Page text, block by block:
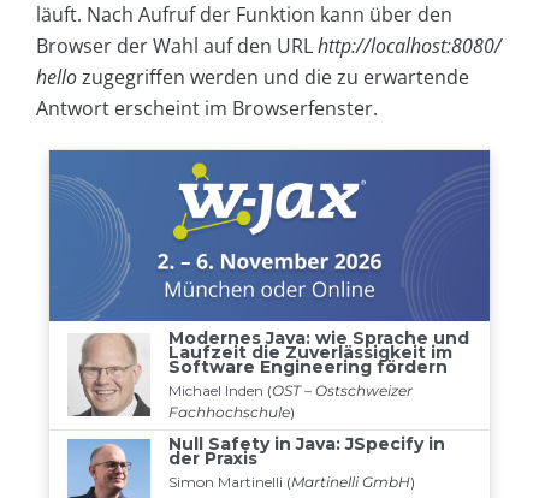
läuft. Nach Aufruf der Funktion kann über den
Browser der Wahl auf den URLhttp://localhost:8080/
hellozugegriffen werden und die zu erwartende
Antwort erscheint im Browserfenster.